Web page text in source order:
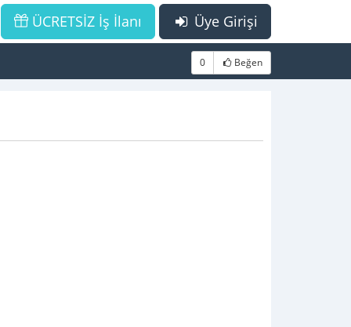
Üye Girişi
ÜCRETSİZ İş İlanı
0 Beğen